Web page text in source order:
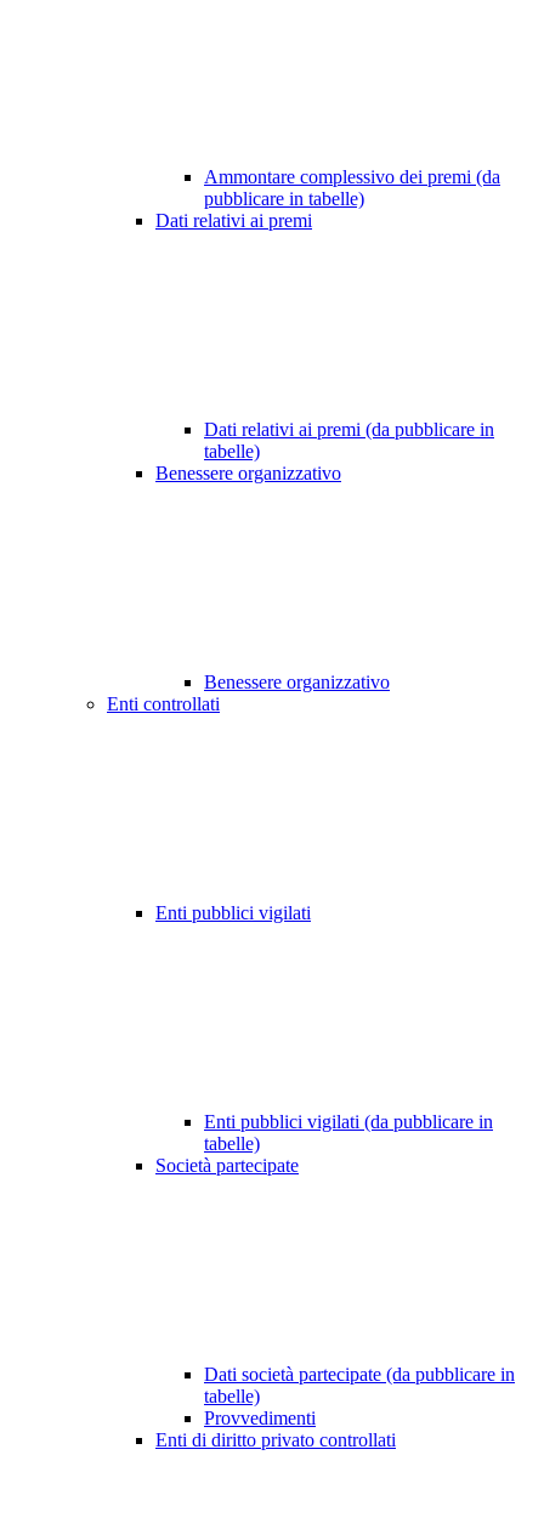
Ammontare complessivo dei premi (da
pubblicare in tabelle)
Dati relativi ai premi
Dati relativi ai premi (da pubblicare in
tabelle)
Benessere organizzativo
Benessere organizzativo
Enti controllati
Enti pubblici vigilati
Enti pubblici vigilati (da pubblicare in
tabelle)
Società partecipate
Dati società partecipate (da pubblicare in
tabelle)
Provvedimenti
Enti di diritto privato controllati